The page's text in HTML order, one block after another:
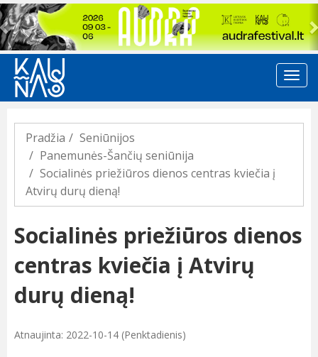
Previous
Pradžia
Seniūnijos
Panemunės-Šančių seniūnija
Socialinės priežiūros dienos centras kviečia į
Atvirų durų dieną!
Socialinės priežiūros dienos
centras kviečia į Atvirų
durų dieną!
Atnaujinta: 2022-10-14 (Penktadienis)